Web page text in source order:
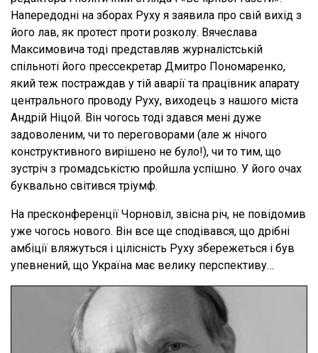
Напередодні на зборах Руху я заявила про свій вихід з
його лав, як протест проти розколу. Вячеслава
Максимовича тоді представляв журналістській
спільноті його прессекретар Дмитро Пономаренко,
який теж постраждав у тій аварії та працівник апарату
центрального проводу Руху, виходець з нашого міста
Андрій Ніцой. Він чогось тоді здався мені дуже
задоволеним, чи то переговорами (але ж нічого
конструктивного вирішено не було!), чи то тим, що
зустріч з громадськістю пройшла успішно. У його очах
буквально світився тріумф.
На пресконференції Чорновіл, звісна річ, не повідомив
уже чогось нового. Він все ще сподівався, що дрібні
амбіції вляжуться і цілісність Руху збережеться і був
упевнений, що Україна має велику перспективу…